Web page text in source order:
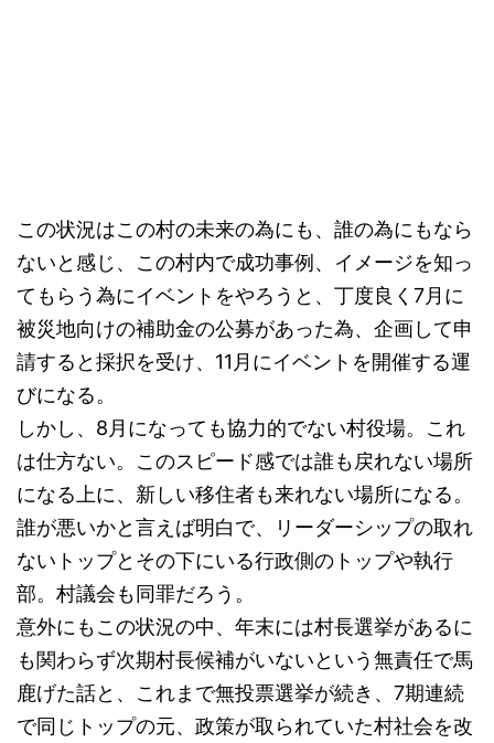
この状況はこの村の未来の為にも、誰の為にもなら
ないと感じ、この村内で成功事例、イメージを知っ
てもらう為にイベントをやろうと、丁度良く7月に
被災地向けの補助金の公募があった為、企画して申
請すると採択を受け、11月にイベントを開催する運
びになる。
しかし、8月になっても協力的でない村役場。これ
は仕方ない。このスピード感では誰も戻れない場所
になる上に、新しい移住者も来れない場所になる。
誰が悪いかと言えば明白で、リーダーシップの取れ
ないトップとその下にいる行政側のトップや執行
部。村議会も同罪だろう。
意外にもこの状況の中、年末には村長選挙があるに
も関わらず次期村長候補がいないという無責任で馬
鹿げた話と、これまで無投票選挙が続き、7期連続
で同じトップの元、政策が取られていた村社会を改